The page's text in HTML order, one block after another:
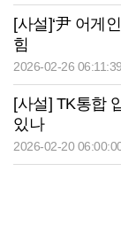
[사설]‘尹 어게
힘
2026-02-26 06:11:39
[사설] TK통합
있나
2026-02-20